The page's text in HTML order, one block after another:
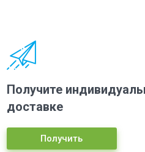
Получите
доставке
Получить